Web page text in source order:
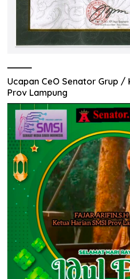
Ucapan CeO Senator Grup /
Prov Lampung